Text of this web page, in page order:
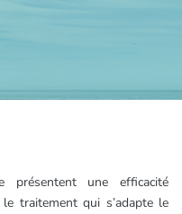
présentent une efficacité
traitement qui s’adapte le